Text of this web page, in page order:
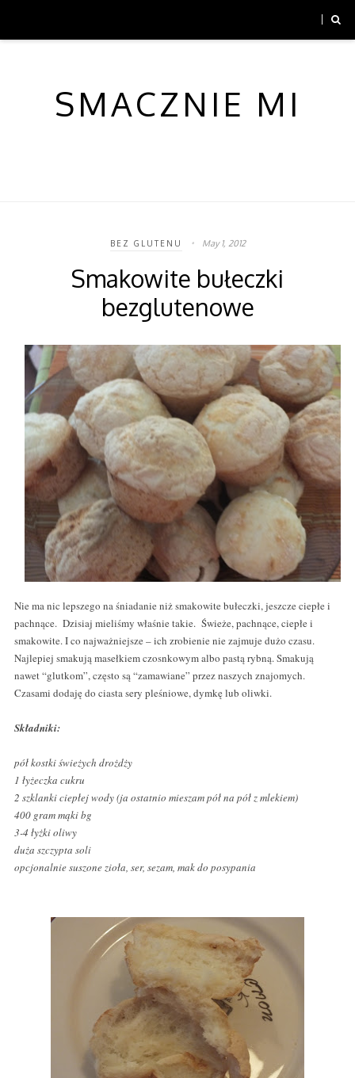
SMACZNIE MI
BEZ GLUTENU May 1, 2012
Smakowite bułeczki
bezglutenowe
Nie ma nic lepszego na śniadanie niż smakowite bułeczki, jeszcze ciepłe i
pachnące. Dzisiaj mieliśmy właśnie takie. Świeże, pachnące, ciepłe i
smakowite. I co najważniejsze – ich zrobienie nie zajmuje dużo czasu.
Najlepiej smakują masełkiem czosnkowym albo pastą rybną. Smakują
nawet “glutkom”, często są “zamawiane” przez naszych znajomych.
Czasami dodaję do ciasta sery pleśniowe, dymkę lub oliwki.
Składniki:
pół kostki świeżych drożdży
1 łyżeczka cukru
2 szklanki ciepłej wody (ja ostatnio mieszam pół na pół z mlekiem)
400 gram mąki bg
3-4 łyżki oliwy
duża szczypta soli
opcjonalnie suszone zioła, ser, sezam, mak do posypania